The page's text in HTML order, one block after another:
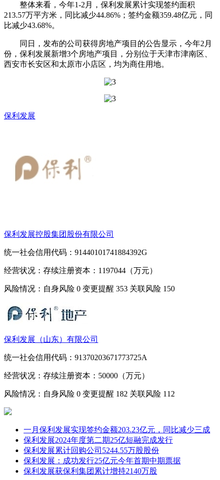
整体来看，今年1-2月，保利发展累计实现签约面积
213.57万平方米，同比减少44.86%；签约金额359.48亿元，同
比减少43.68%。
同日，发布的公司获得房地产项目的公告显示，今年2月
份，保利发展新增3个房地产项目，分别位于天津市津南区、
西安市长安区和太原市小店区，均为商住用地。
保利发展
保利发展控股集团股份有限公司
统一社会信用代码：91440101741884392G
经营状况：存续注册资本：1197044（万元）
风险情况：自身风险 0 变更提醒 353 关联风险 150
保利发展（山东）有限公司
统一社会信用代码：91370203671773725A
经营状况：存续注册资本：50000（万元）
风险情况：自身风险 0 变更提醒 182 关联风险 112
一月保利发展实现签约金额203.23亿元，同比减少三成
保利发展2024年度第二期25亿短融完成发行
保利发展累计回购公司5244.55万股股份
保利发展：成功发行25亿元今年首期中期票据
保利发展获保利集团累计增持2140万股